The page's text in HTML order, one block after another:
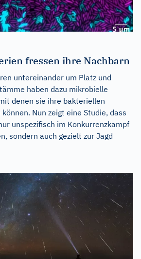
fressen ihre Nachbarn
untereinander um Platz und
haben dazu mikrobielle
denen sie ihre bakteriellen
Nun zeigt eine Studie, dass
unspezifisch im Konkurrenzkampf
sondern auch gezielt zur Jagd